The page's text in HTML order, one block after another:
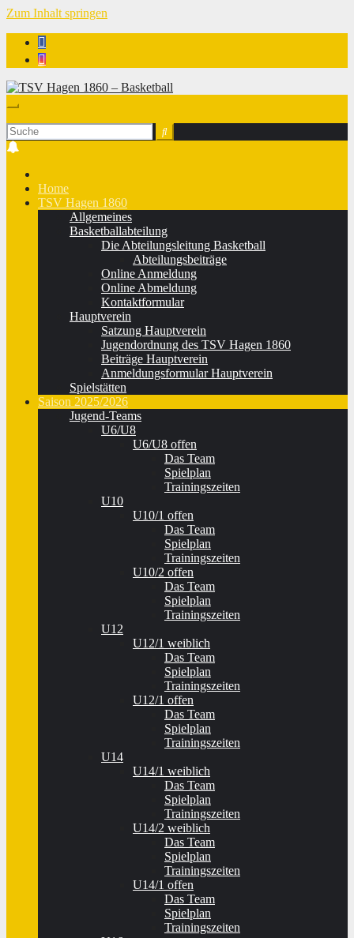
Zum Inhalt springen
Home
TSV Hagen 1860
Allgemeines
Basketballabteilung
Die Abteilungsleitung Basketball
Abteilungsbeiträge
Online Anmeldung
Online Abmeldung
Kontaktformular
Hauptverein
Satzung Hauptverein
Jugendordnung des TSV Hagen 1860
Beiträge Hauptverein
Anmeldungsformular Hauptverein
Spielstätten
Saison 2025/2026
Jugend-Teams
U6/U8
U6/U8 offen
Das Team
Spielplan
Trainingszeiten
U10
U10/1 offen
Das Team
Spielplan
Trainingszeiten
U10/2 offen
Das Team
Spielplan
Trainingszeiten
U12
U12/1 weiblich
Das Team
Spielplan
Trainingszeiten
U12/1 offen
Das Team
Spielplan
Trainingszeiten
U14
U14/1 weiblich
Das Team
Spielplan
Trainingszeiten
U14/2 weiblich
Das Team
Spielplan
Trainingszeiten
U14/1 offen
Das Team
Spielplan
Trainingszeiten